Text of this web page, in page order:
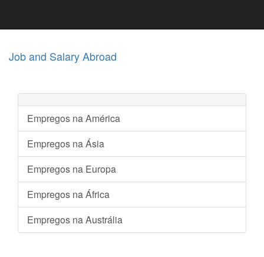
Job and Salary Abroad
Empregos na América
Empregos na Ásia
Empregos na Europa
Empregos na África
Empregos na Austrália